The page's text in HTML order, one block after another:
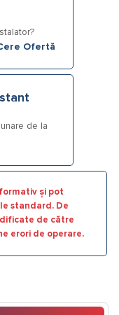
Ofertă
lunare de la
și pot
standard. De
de către
erori de operare.